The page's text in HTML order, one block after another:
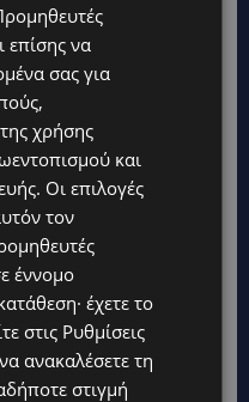
απώλεια στην
το χαρτοφυλάκιο
είναι ο πολιτισμός»
τα Λεύκαρα-(Βίντεο)
του κοινού για τα
του εξακολουθεί να μας
επίσης να
σας για
χρήσης
και
Οι επιλογές
τον
έννομο
έχετε το
στις Ρυθμίσεις
ανακαλέσετε τη
στιγμή